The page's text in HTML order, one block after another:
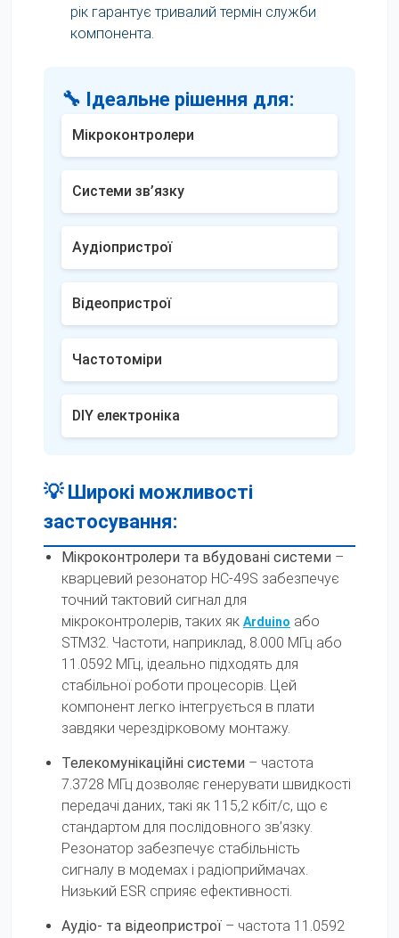
рік гарантує тривалий термін служби
компонента.
🔧 Ідеальне рішення для:
Мікроконтролери
Системи зв’язку
Аудіопристрої
Відеопристрої
Частотоміри
DIY електроніка
💡 Широкі можливості
застосування:
Мікроконтролери та вбудовані системи –
кварцевий резонатор HC-49S забезпечує
точний тактовий сигнал для
мікроконтролерів, таких як Arduino або
STM32. Частоти, наприклад, 8.000 МГц або
11.0592 МГц, ідеально підходять для
стабільної роботи процесорів. Цей
компонент легко інтегрується в плати
завдяки черездірковому монтажу.
Телекомунікаційні системи – частота
7.3728 МГц дозволяє генерувати швидкості
передачі даних, такі як 115,2 кбіт/с, що є
стандартом для послідовного зв’язку.
Резонатор забезпечує стабільність
сигналу в модемах і радіоприймачах.
Низький ESR сприяє ефективності.
Аудіо- та відеопристрої – частота 11.0592